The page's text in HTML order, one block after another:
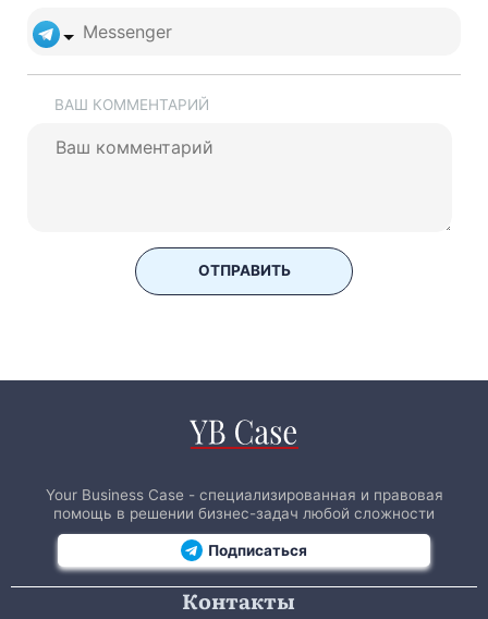
ВАШ КОММЕНТАРИЙ
ОТПРАВИТЬ
Your Business Case - специализированная и правовая
помощь в решении бизнес-задач любой сложности
Подписаться
Контакты